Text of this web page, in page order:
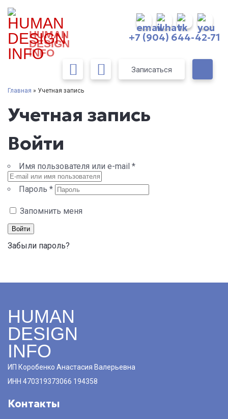
HUMAN
DESIGN
INFO
+7 (904) 644-42-71
Записаться
Главная » Учетная запись
Учетная запись
Войти
Имя пользователя или e-mail *
Пароль *
Запомнить меня
Войти
Забыли пароль?
HUMAN
DESIGN
INFO
ИП Коробенко Анастасия Валерьевна
ИНН 470319373066 194358
Контакты